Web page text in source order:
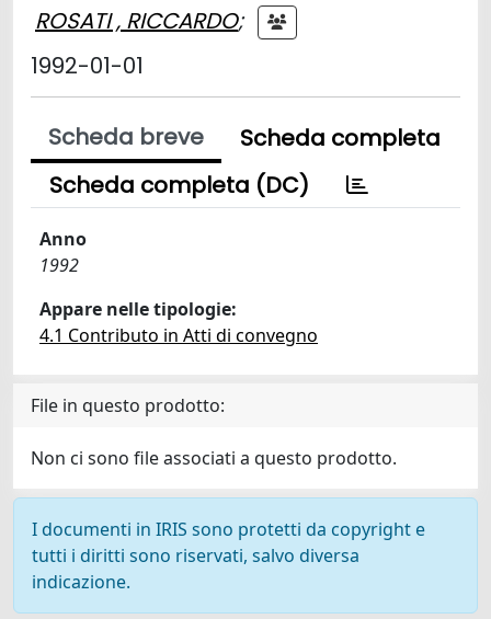
ROSATI , RICCARDO;
1992-01-01
Scheda breve
Scheda completa
Scheda completa (DC)
Anno
1992
Appare nelle tipologie:
4.1 Contributo in Atti di convegno
File in questo prodotto:
Non ci sono file associati a questo prodotto.
I documenti in IRIS sono protetti da copyright e
tutti i diritti sono riservati, salvo diversa
indicazione.